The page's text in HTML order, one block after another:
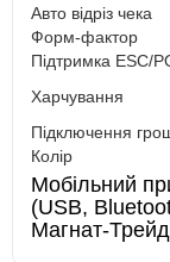
Авто відріз чека
Форм-фактор
Підтримка ESC/
Харчування
Підключення
Колір
Мобільний
(USB,
Магнат-Трейд